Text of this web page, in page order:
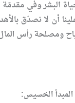
وفي مقدمّة
أن لا نصدّق
ومصلحة رأس
المبدأ الخسيس: